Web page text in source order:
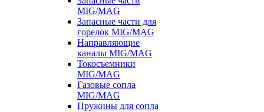
MIG/MAG
Запасные части для
горелок MIG/MAG
Направляющие
каналы MIG/MAG
Токосъемники
MIG/MAG
Газовые сопла
MIG/MAG
Пружины для сопла